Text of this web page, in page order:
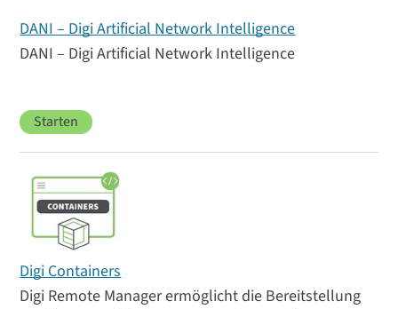
DANI – Digi Artificial Network Intelligence
DANI – Digi Artificial Network Intelligence
Starten
Digi Containers
Digi Remote Manager ermöglicht die Bereitstellung